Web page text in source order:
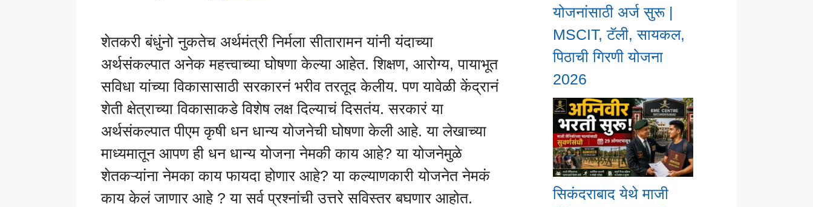
शेतकरी बंधुंनो नुकतेच अर्थमंत्री निर्मला सीतारामन यांनी यंदाच्या
अर्थसंकल्पात अनेक महत्त्वाच्या घोषणा केल्या आहेत. शिक्षण, आरोग्य, पायाभूत
सविधा यांच्या विकासासाठी सरकारनं भरीव तरतूद केलीय. पण यावेळी केंद्रानं
शेती क्षेत्राच्या विकासाकडे विशेष लक्ष दिल्याचं दिसतंय. सरकारं या
अर्थसंकल्पात पीएम कृषी धन धान्य योजनेची घोषणा केली आहे. या लेखाच्या
माध्यमातून आपण ही धन धान्य योजना नेमकी काय आहे? या योजनेमुळे
शेतकऱ्यांना नेमका काय फायदा होणार आहे? या कल्याणकारी योजनेत नेमकं
काय केलं जाणार आहे ? या सर्व प्रश्नांची उत्तरे सविस्तर बघणार आहोत.
योजनांसाठी अर्ज सुरू |
MSCIT, टॅली, सायकल,
पिठाची गिरणी योजना
2026
सिकंदराबाद येथे माजी